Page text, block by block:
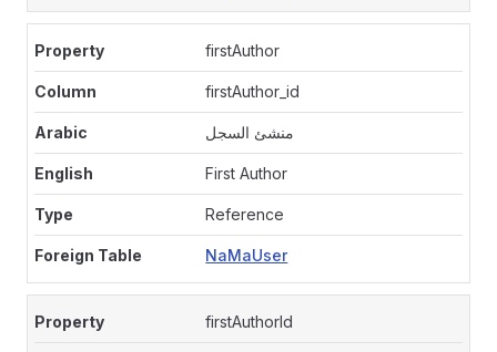
firstAuthor
firstAuthor_id
منشئ السجل
First Author
Reference
NaMaUser
firstAuthorId